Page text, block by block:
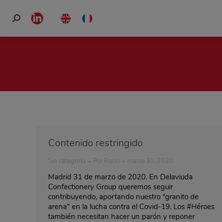
Buscar:
Linkedin
page
window
Contenido restringido
Sin categoría Por Rocio marzo 31, 2020
Madrid 31 de marzo de 2020. En Delaviuda
Confectionery Group queremos seguir
contribuyendo, aportando nuestro “granito de
arena” en la lucha contra el Covid-19. Los #Héroes
también necesitan hacer un parón y reponer